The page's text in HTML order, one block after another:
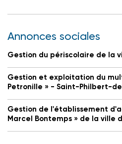
Annonces sociales
Gestion du périscolaire de la
Gestion et exploitation du
Petronille » - Saint-Philbert-
Gestion de l'établissement
Marcel Bontemps » de la ville